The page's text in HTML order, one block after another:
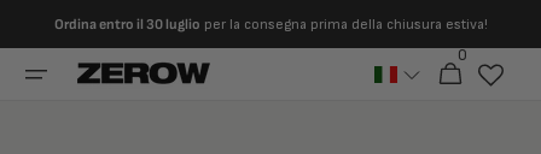
direttamente
ai contenuti
Ordina entro il 30 luglio per la consegna prima della chiusura estiva!
Carrello
0
articoli